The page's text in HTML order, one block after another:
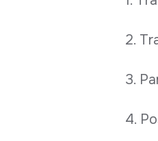
2.
3.
4.